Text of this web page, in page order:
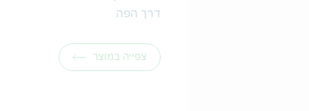
דרך הפה
צפייה במוצר